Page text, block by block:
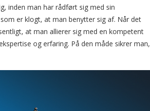
inden man har rådført sig med sin
er klogt, at man benytter sig af. Når det
at man allierer sig med en kompetent
og erfaring. På den måde sikrer man,